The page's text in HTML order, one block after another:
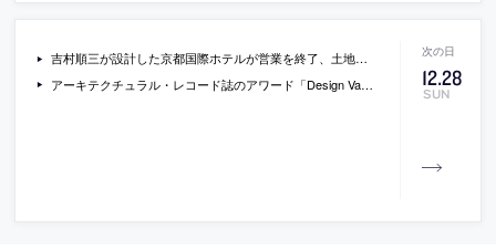
12.28
SUN
吉村順三が設計した京都国際ホテルが営業を終了、土地と建物を売却へ。
アーキテクチュラル・レコード誌のアワード「Design Vanguard 2014」に、前田圭介や長谷川豪ら10組が選出